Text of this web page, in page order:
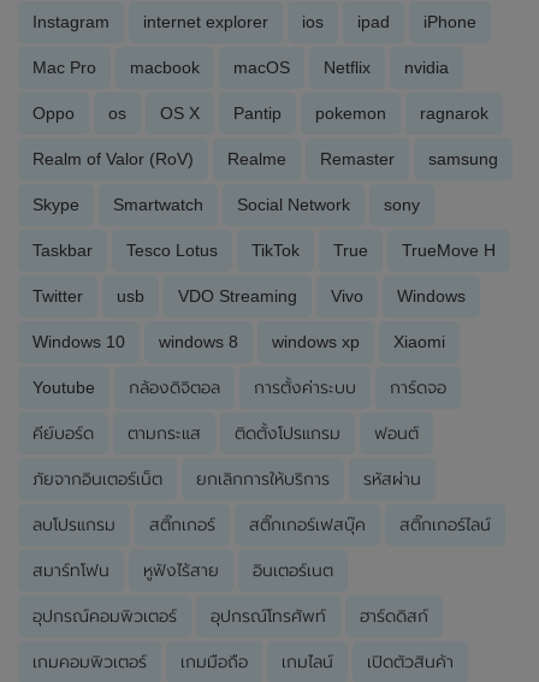
Instagram internet explorer ios ipad iPhone
Mac Pro macbook macOS Netflix nvidia
Oppo os OS X Pantip pokemon ragnarok
Realm of Valor (RoV) Realme Remaster samsung
Skype Smartwatch Social Network sony
Taskbar Tesco Lotus TikTok True TrueMove H
Twitter usb VDO Streaming Vivo Windows
Windows 10 windows 8 windows xp Xiaomi
Youtube กล้องดิจิตอล การตั้งค่าระบบ การ์ดจอ
คีย์บอร์ด ตามกระแส ติดตั้งโปรแกรม ฟอนต์
ภัยจากอินเตอร์เน็ต ยกเลิกการให้บริการ รหัสผ่าน
ลบโปรแกรม สติ๊กเกอร์ สติ๊กเกอร์เฟสบุ๊ค สติ๊กเกอร์ไลน์
สมาร์ทโฟน หูฟังไร้สาย อินเตอร์เนต
อุปกรณ์คอมพิวเตอร์ อุปกรณ์โทรศัพท์ ฮาร์ดดิสก์
เกมคอมพิวเตอร์ เกมมือถือ เกมไลน์ เปิดตัวสินค้า